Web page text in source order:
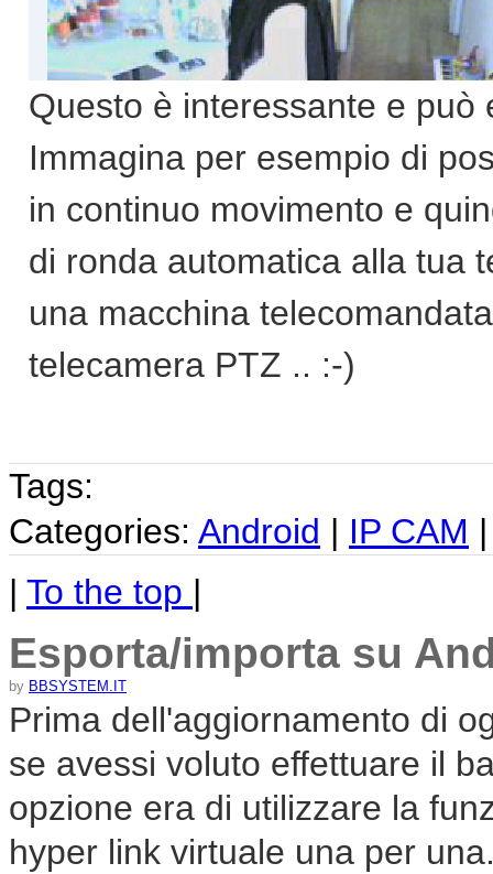
Questo è interessante e
Immagina per esempio di
in continuo movimento e
di ronda automatica alla tua
una macchina
telecamera PTZ .. :-)
Tags:
Categories: Android | IP CAM
| To the top |
Esporta/importa su
by BBSYSTEM.IT
Prima dell'aggiornamento di
se avessi voluto effettuare il
opzione era di utilizzare la
hyper link virtuale una per